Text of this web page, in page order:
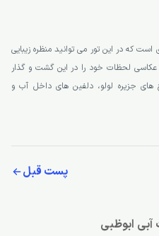
که در این تور می توانید منظره زیبایی
عکاسی لحظات خود را در این گشت و گذار
های جزیره لولو، دلفین های داخل آب و
پست قبل
آبی ابوظبی